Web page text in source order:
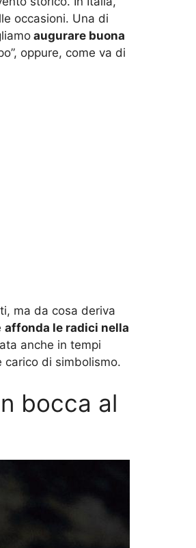
occasioni. Una di
augurare buona
oppure, come va di
ma da cosa deriva
affonda le radici nella
anche in tempi
carico di simbolismo.
bocca al